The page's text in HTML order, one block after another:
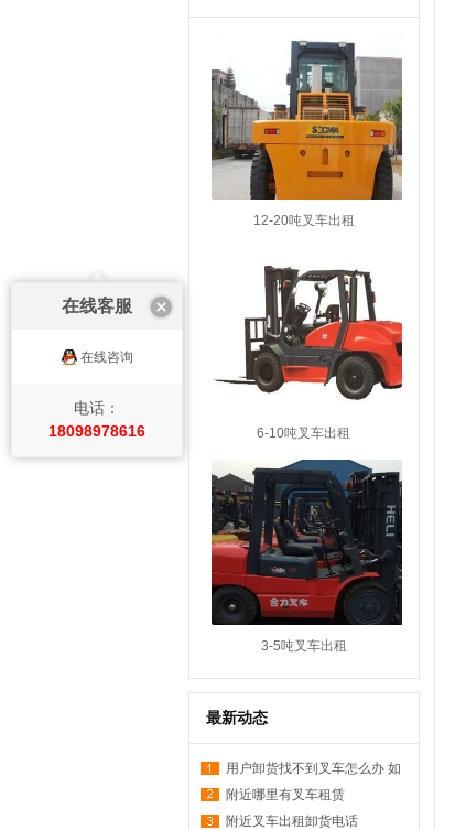
12-20吨叉车出租
6-10吨叉车出租
3-5吨叉车出租
最新动态
用户卸货找不到叉车怎么办 如
何在附近找叉车
附近哪里有叉车租赁
附近叉车出租卸货电话
在线客服
在线咨询
电话：
18098978616